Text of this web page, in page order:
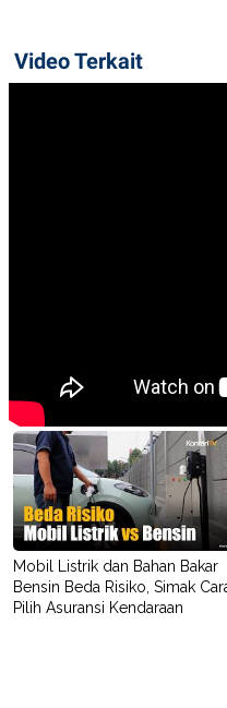
Video Terkait
Mobil Listrik dan Bahan Bakar
Bensin Beda Risiko, Simak
Pilih Asuransi Kendaraan